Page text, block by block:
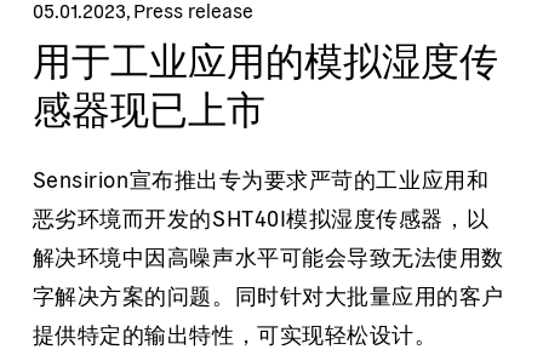
05.01.2023, Press release
用于工业应用的模拟湿度传
感器现已上市
Sensirion宣布推出专为要求严苛的工业应用和
恶劣环境而开发的SHT40I模拟湿度传感器，以
解决环境中因高噪声水平可能会导致无法使用数
字解决方案的问题。同时针对大批量应用的客户
提供特定的输出特性，可实现轻松设计。